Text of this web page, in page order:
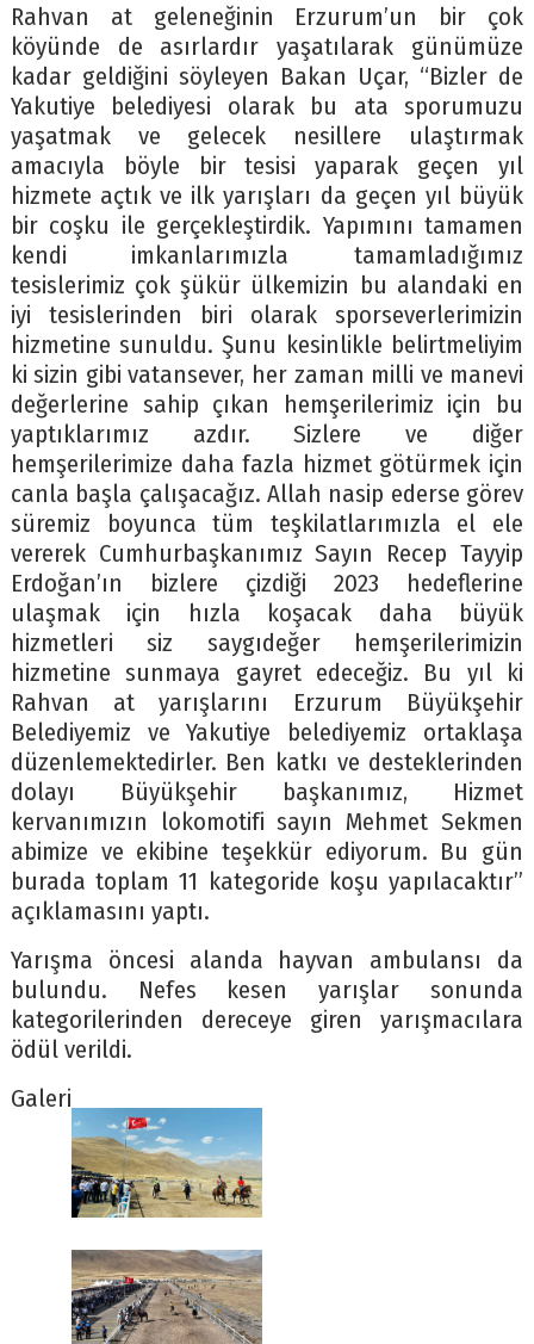
Rahvan at geleneğinin Erzurum’un bir çok
köyünde de asırlardır yaşatılarak günümüze
kadar geldiğini söyleyen Bakan Uçar, “Bizler de
Yakutiye belediyesi olarak bu ata sporumuzu
yaşatmak ve gelecek nesillere ulaştırmak
amacıyla böyle bir tesisi yaparak geçen yıl
hizmete açtık ve ilk yarışları da geçen yıl büyük
bir coşku ile gerçekleştirdik. Yapımını tamamen
kendi imkanlarımızla tamamladığımız
tesislerimiz çok şükür ülkemizin bu alandaki en
iyi tesislerinden biri olarak sporseverlerimizin
hizmetine sunuldu. Şunu kesinlikle belirtmeliyim
ki sizin gibi vatansever, her zaman milli ve manevi
değerlerine sahip çıkan hemşerilerimiz için bu
yaptıklarımız azdır. Sizlere ve diğer
hemşerilerimize daha fazla hizmet götürmek için
canla başla çalışacağız. Allah nasip ederse görev
süremiz boyunca tüm teşkilatlarımızla el ele
vererek Cumhurbaşkanımız Sayın Recep Tayyip
Erdoğan’ın bizlere çizdiği 2023 hedeflerine
ulaşmak için hızla koşacak daha büyük
hizmetleri siz saygıdeğer hemşerilerimizin
hizmetine sunmaya gayret edeceğiz. Bu yıl ki
Rahvan at yarışlarını Erzurum Büyükşehir
Belediyemiz ve Yakutiye belediyemiz ortaklaşa
düzenlemektedirler. Ben katkı ve desteklerinden
dolayı Büyükşehir başkanımız, Hizmet
kervanımızın lokomotifi sayın Mehmet Sekmen
abimize ve ekibine teşekkür ediyorum. Bu gün
burada toplam 11 kategoride koşu yapılacaktır”
açıklamasını yaptı.
Yarışma öncesi alanda hayvan ambulansı da
bulundu. Nefes kesen yarışlar sonunda
kategorilerinden dereceye giren yarışmacılara
ödül verildi.
Galeri